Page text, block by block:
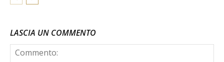
LASCIA UN COMMENTO